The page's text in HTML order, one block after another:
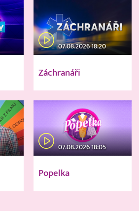
07.08.2026 18:20
Záchranáři
07.08.2026 18:05
Popelka